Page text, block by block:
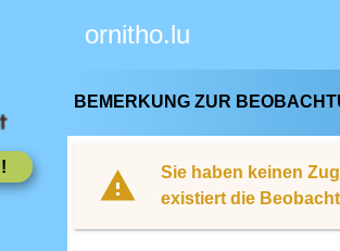
ornitho.lu
BEMERKUNG ZUR
Sie haben keinen
existiert die